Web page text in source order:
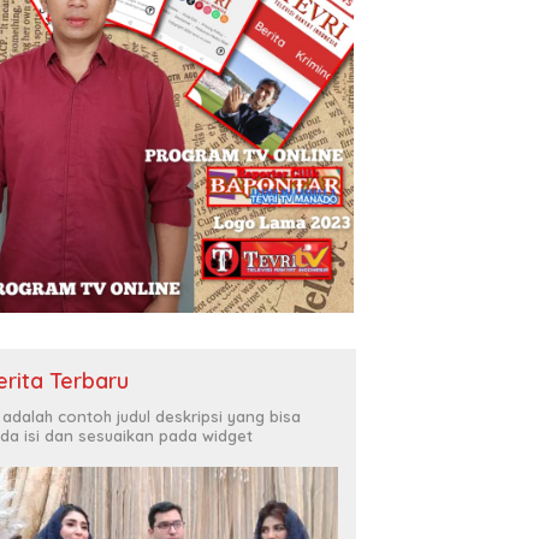
Terbaru
adalah contoh judul deskripsi yang bisa
isi dan sesuaikan pada widget